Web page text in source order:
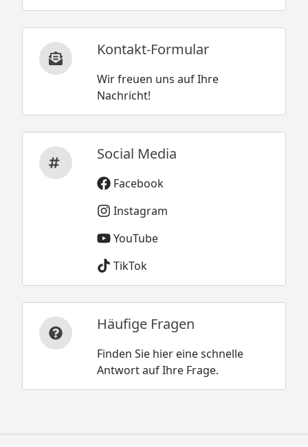
Kontakt-Formular
Wir freuen uns auf Ihre
Nachricht!
Social Media
Facebook
Instagram
YouTube
TikTok
Häufige Fragen
Finden Sie hier eine schnelle
Antwort auf Ihre Frage.